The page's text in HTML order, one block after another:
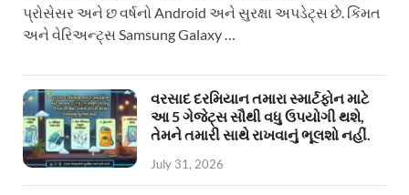
પ્રોસેસર અને છ વર્ષનો Android અને સુરક્ષા અપડેટ્સ છે. કિંમત
અને વેરિઅન્ટ્સ Samsung Galaxy …
વરસાદ દરમિયાન તમારા સ્માર્ટફોન માટે
આ 5 ગેજેટ્સ સૌથી વધુ ઉપયોગી થશે,
તેમને તમારી સાથે રાખવાનું ભૂલશો નહીં.
July 31, 2026